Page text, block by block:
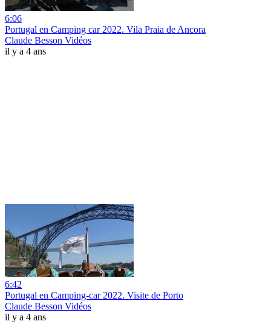
6:06
Portugal en Camping car 2022. Vila Praia de Ancora
Claude Besson Vidéos
il y a 4 ans
6:42
Portugal en Camping-car 2022. Visite de Porto
Claude Besson Vidéos
il y a 4 ans